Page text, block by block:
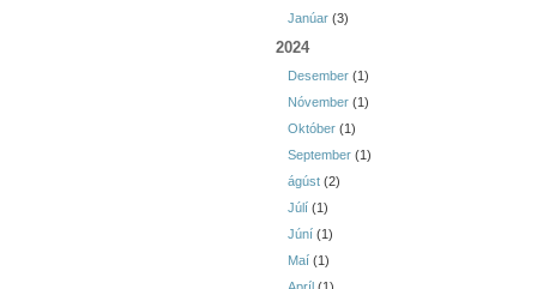
Janúar (3)
2024
Desember (1)
Nóvember (1)
Október (1)
September (1)
ágúst (2)
Júlí (1)
Júní (1)
Maí (1)